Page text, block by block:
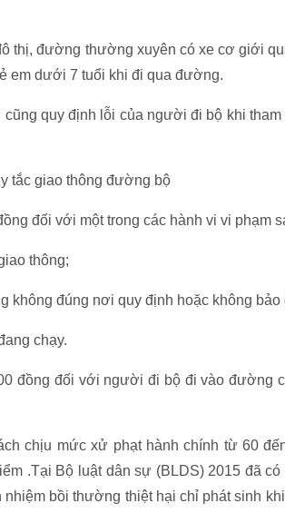
thị, đường thường xuyên có xe cơ giới
em dưới 7 tuổi khi đi qua đường.
quy định lỗi của người đi bộ khi
tắc giao thông đường bộ
đối với một trong các hành vi vi phạm
thông;
không đúng nơi quy định hoặc không bảo
chạy.
đồng đối với người đi bộ đi vào đường
chịu mức xử phạt hành chính từ 60
.Tại Bộ luật dân sự (BLDS) 2015 đã có
bồi thường thiệt hại chỉ phát sinh